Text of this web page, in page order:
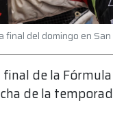
final del domingo en San
de la
de la